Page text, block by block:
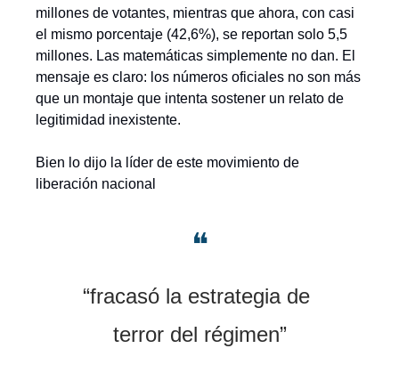
millones de votantes, mientras que ahora, con casi
el mismo porcentaje (42,6%), se reportan solo 5,5
millones. Las matemáticas simplemente no dan. El
mensaje es claro: los números oficiales no son más
que un montaje que intenta sostener un relato de
legitimidad inexistente.
Bien lo dijo la líder de este movimiento de
liberación nacional
❝
“fracasó la estrategia de
terror del régimen”